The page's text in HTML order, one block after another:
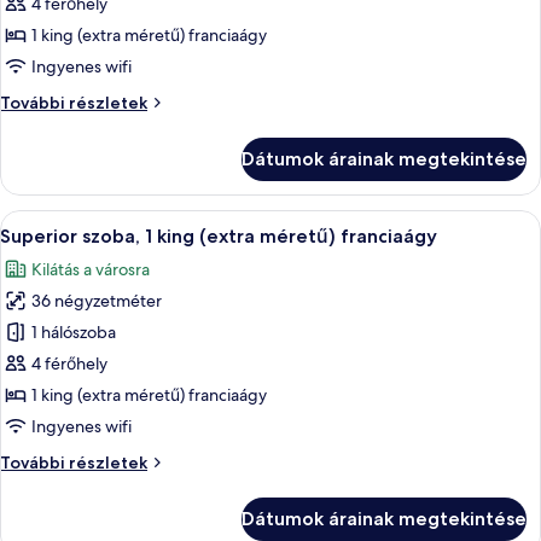
Superior
szoba
(Mirage,
Panoramic
Bunk
beds)
1 king (extra méretű) franciaágy
Ingyenes wifi
További részletek
Superior
Sea
view,
Bunk
beds)
további
részletei
Dátumok árainak megtekintése
A
következő
szoba
összes
képének
megtekintése:
Superior
szoba,
king
Egy modern szállodai szoba,
9
Superior szoba, 1 king (extra méretű) franciaágy
Kilátás a városra
36 négyzetméter
1 hálószoba
4 férőhely
1 king (extra méretű) franciaágy
Ingyenes wifi
További részletek
Superior
Dátumok árainak megtekintése